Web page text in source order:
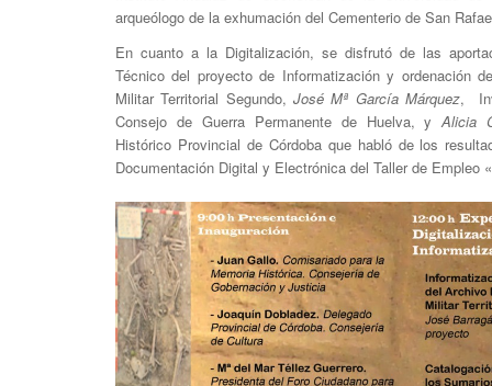
arqueólogo de la exhumación del Cementerio de San
En cuanto a la Digitalización, se disfrutó de las
Técnico del proyecto de Informatización y ordenación
Militar Territorial Segundo, José Mª García Márquez,
Consejo de Guerra Permanente de Huelva, yAlicia
Histórico Provincial de Córdoba que habló de los
Documentación Digital y Electrónica del Taller de Empleo